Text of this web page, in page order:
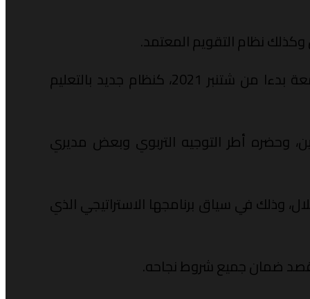
نظام التقويم المعتمد.
وتم خلال هذا اللقاء تعميق الدراسة والإحاطة بكافة جوانب نظام الباكالوريوس الذي ستعتمده الجامعة بدءا من شتنبر 2021، كنظام جديد بالتعليم
وحضره أطر التوجيه التربوي وبعض مديري
وذلك في سياق برنامجها الاستراتيجي الذي
قصد ضمان جميع شروط نجاحه.